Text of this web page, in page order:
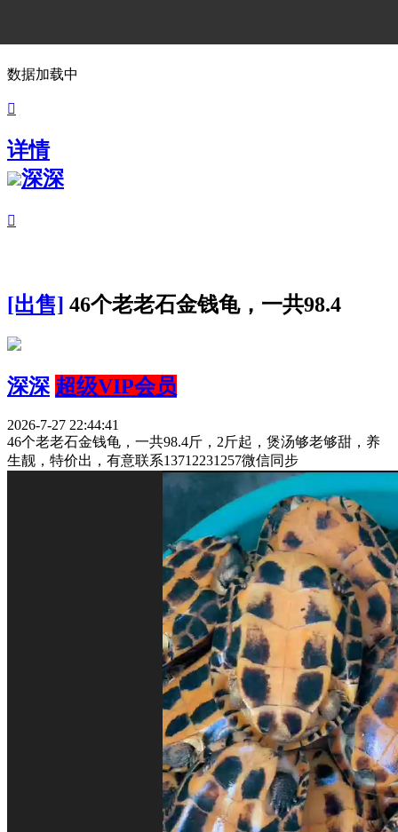
数据加载中

详情
深深

[出售] 46个老老石金钱龟，一共98.4
深深 超级VIP会员
2026-7-27 22:44:41
46个老老石金钱龟，一共98.4斤，2斤起，煲汤够老够甜，养
生靓，特价出，有意联系13712231257微信同步